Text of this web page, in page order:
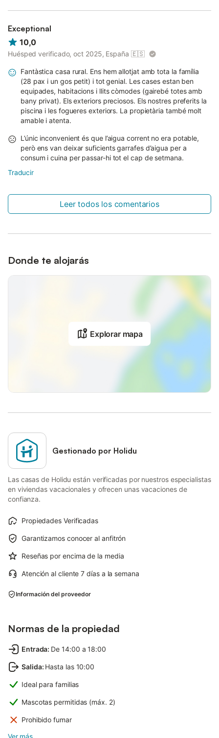
Exceptional
10,0
Huésped verificado, oct 2025, España 🇪🇸
Fantàstica casa rural. Ens hem allotjat amb tota la família
(28 pax i un gos petit) i tot genial. Les cases estan ben
equipades, habitacions i llits còmodes (gairebé totes amb
bany privat). Els exteriors preciosos. Els nostres preferits la
piscina i les fogueres exteriors. La propietària també molt
amable i atenta.
L’únic inconvenient és que l’aigua corrent no era potable,
però ens van deixar suficients garrafes d’aigua per a
consum i cuina per passar-hi tot el cap de setmana.
Traducir
Leer todos los comentarios
Donde te alojarás
Explorar mapa
Gestionado por Holidu
Las casas de Holidu están verificadas por nuestros especialistas
en viviendas vacacionales y ofrecen unas vacaciones de
confianza.
Propiedades Verificadas
Garantizamos conocer al anfitrón
Reseñas por encima de la media
Atención al cliente 7 días a la semana
Información del proveedor
Normas de la propiedad
Entrada: De 14:00 a 18:00
Salida: Hasta las 10:00
Ideal para familias
Mascotas permitidas (máx. 2)
Prohibido fumar
Ver más